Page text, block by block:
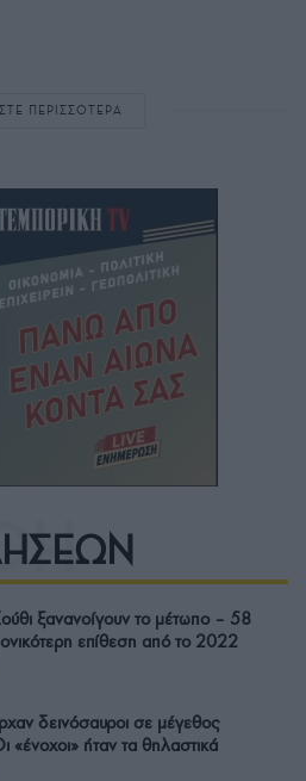
ΠΕΡΙΣΣΟΤΕΡΑ
ξανανοίγουν το μέτωπο – 58
επίθεση από το 2022
δεινόσαυροι σε μέγεθος
«ένοχοι» ήταν τα θηλαστικά